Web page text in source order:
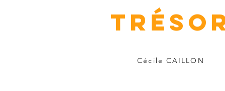
Cécile CAILLON